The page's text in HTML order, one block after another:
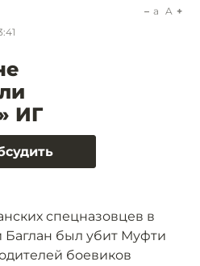
a A
ИГ
спецназовцев в
был убит Муфти
боевиков